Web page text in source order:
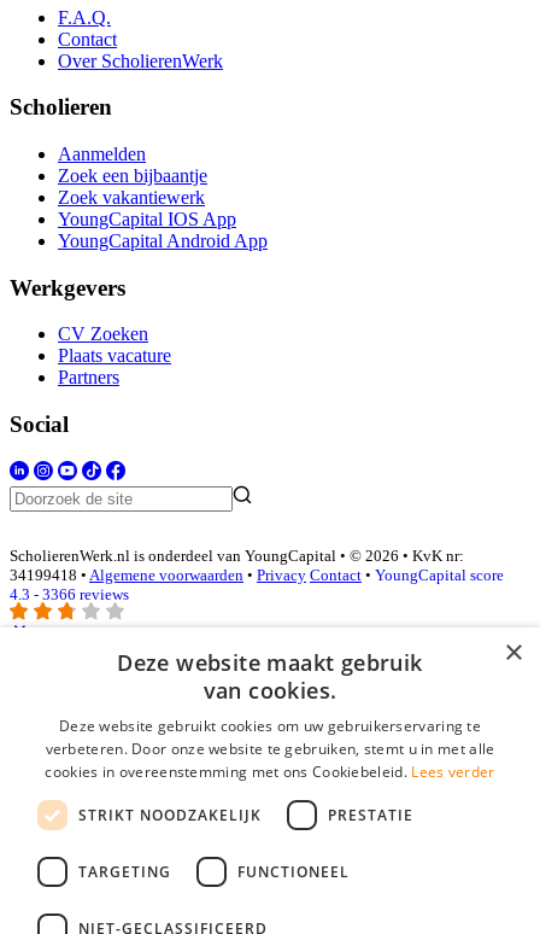
F.A.Q.
Contact
Over ScholierenWerk
Scholieren
Aanmelden
Zoek een bijbaantje
Zoek vakantiewerk
YoungCapital IOS App
YoungCapital Android App
Werkgevers
CV Zoeken
Plaats vacature
Partners
Social
ScholierenWerk.nl is onderdeel van YoungCapital • © 2026 • KvK nr:
34199418 • Algemene voorwaarden • Privacy Contact • YoungCapital score
4.3 - 3366 reviews
E-mail*
Wachtwoord
login gegevens onthouden
login
Bedrijf aanmelden
×
Deze website maakt gebruik
van cookies.
Deze website gebruikt cookies om uw gebruikerservaring te
verbeteren. Door onze website te gebruiken, stemt u in met alle
cookies in overeenstemming met ons Cookiebeleid. Lees verder
STRIKT NOODZAKELIJK PRESTATIE
TARGETING FUNCTIONEEL
NIET-GECLASSIFICEERD